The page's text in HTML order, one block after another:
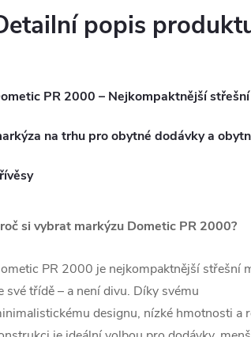
popis
PR 2000 – Nejkompaktnější střešní
na trhu pro obytné dodávky a
si vybrat markýzu Dometic PR 2000?
PR 2000 je nejkompaktnější střešní
své třídě – a není divu. Díky svému
designu, nízké hmotnosti a